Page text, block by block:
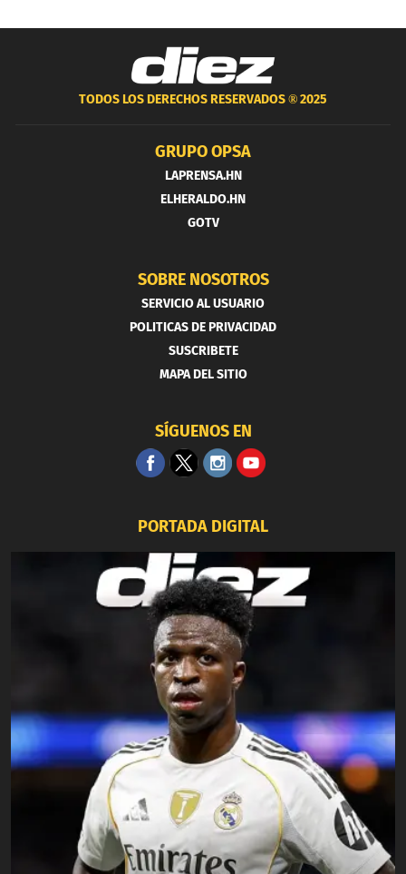
TODOS LOS DERECHOS RESERVADOS ®2025
GRUPO OPSA
LAPRENSA.HN
ELHERALDO.HN
GOTV
SOBRE NOSOTROS
SERVICIO AL USUARIO
POLITICAS DE PRIVACIDAD
SUSCRIBETE
MAPA DEL SITIO
SÍGUENOS EN
PORTADA DIGITAL